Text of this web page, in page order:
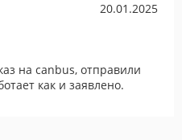
20.01.2025
на canbus, отправили
как и заявлено.